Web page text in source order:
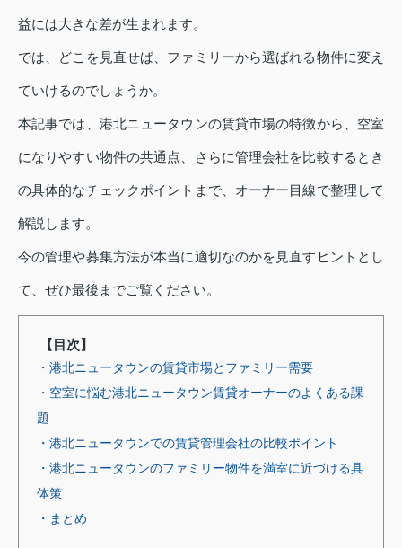
益には大きな差が生まれます。
では、どこを見直せば、ファミリーから選ばれる物件に変え
ていけるのでしょうか。
本記事では、港北ニュータウンの賃貸市場の特徴から、空室
になりやすい物件の共通点、さらに管理会社を比較するとき
の具体的なチェックポイントまで、オーナー目線で整理して
解説します。
今の管理や募集方法が本当に適切なのかを見直すヒントとし
て、ぜひ最後までご覧ください。
【目次】
・港北ニュータウンの賃貸市場とファミリー需要
・空室に悩む港北ニュータウン賃貸オーナーのよくある課
題
・港北ニュータウンでの賃貸管理会社の比較ポイント
・港北ニュータウンのファミリー物件を満室に近づける具
体策
・まとめ